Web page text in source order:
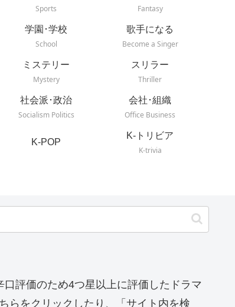
Sports
Fantasy
学園･学校
School
歌手になる
Become a Singer
ミステリー
Mystery
スリラー
Thriller
社会派･政治
Socialism Politics
会社･組織
Office Business
K-POP
K-トリビア
K-trivia
評価のため4つ星以上に評価したドラマ
らをクリックしたり、「サイト内を検